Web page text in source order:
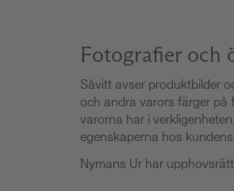
Fotografier och
Såvitt avser produktbilder
och andra varors färger på
varorna har i
egenskaperna hos
Nymans Ur har